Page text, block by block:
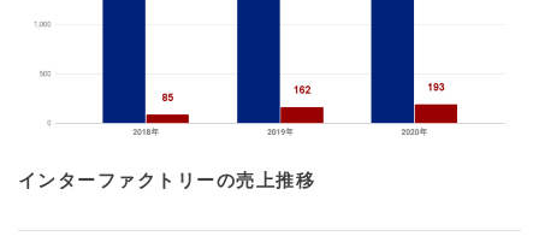
インターファクトリーの売上推移